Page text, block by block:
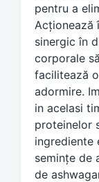
w
i
t
h
pentru a
Acționează
sinergic în
corporale
facilitează
adormire.
in acelasi
proteinelor
ingrediente
semințe de
de